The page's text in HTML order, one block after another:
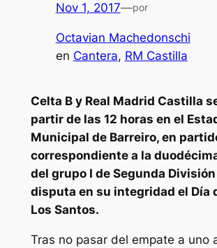
Nov 1, 2017—por
Octavian Machedonschi
en Cantera, RM Castilla
Celta B y Real Madrid Castilla
partir de las 12 horas en el
Municipal de Barreiro, en
correspondiente a la
del grupo I de Segunda División
disputa en su integridad el Día
Los Santos.
Tras no pasar del empate a uno